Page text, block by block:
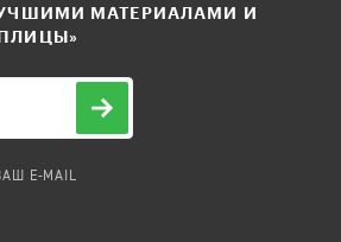
МАТЕРИАЛАМИ И
E-MAIL